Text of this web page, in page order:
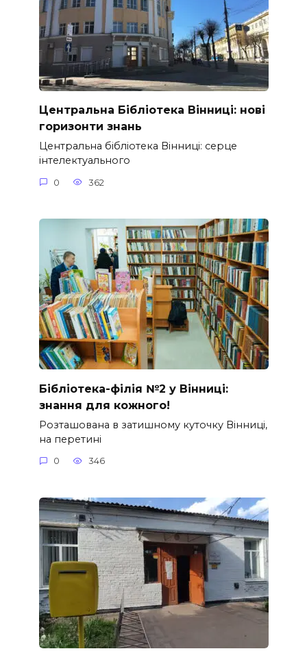
Центральна Бібліотека Вінниці: нові
горизонти знань
Центральна бібліотека Вінниці: серце
інтелектуального
0 362
Бібліотека-філія №2 у Вінниці:
знання для кожного!
Розташована в затишному куточку Вінниці,
на перетині
0 346